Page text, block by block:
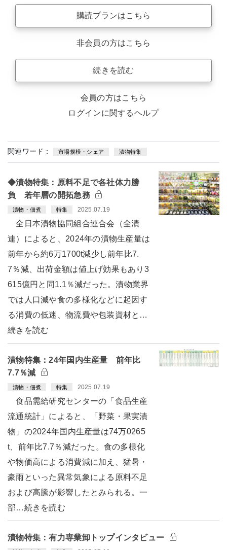
購読プランはこちら
非会員の方はこちら
続きを読む
会員の方はこちら
ログインに関するヘルプ
関連ワード： 市場規模・シェア 漬物特集
◆漬物特集：原料不足で各社体力勝
負 若年層の開拓急務
漬物・佃煮 特集 2025.07.19
全日本漬物協同組合連合会（全漬
連）によると、2024年の漬物生産量は
前年から約6万1700t減少し前年比7.
7％減、出荷金額は値上げ効果もあり3
615億円と同1.1％減だった。漬物業界
では人口減や食の多様化などに起因す
る消費の低迷、物流費や包装資材と…
続きを読む
漬物特集：24年国内生産量 前年比
7.7％減
漬物・佃煮 特集 2025.07.19
食品需給研究センターの「食品生産
流通統計」によると、「野菜・果実漬
物」の2024年国内生産量は74万0265
t、前年比7.7％減だった。食の多様化
や物価高による消費減に加え、猛暑・
豪雨といった異常気象による原料不足
および高騰が影響したとみられる。一
部…続きを読む
漬物特集：有力専業卸トップインタビュー